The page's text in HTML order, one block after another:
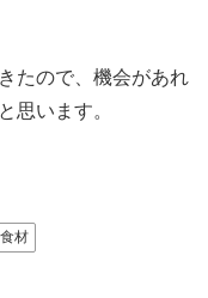
たので、機会があれ
思います。
材